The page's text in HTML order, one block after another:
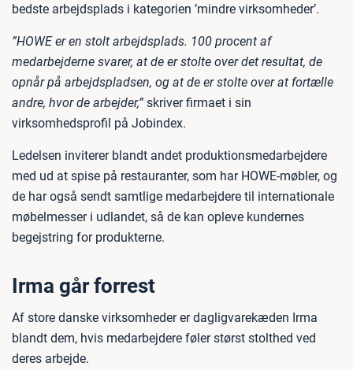
bedste arbejdsplads i kategorien ’mindre virksomheder’.
”HOWE er en stolt arbejdsplads. 100 procent af
medarbejderne svarer, at de er stolte over det resultat, de
opnår på arbejdspladsen, og at de er stolte over at fortælle
andre, hvor de arbejder,” skriver firmaet i sin
virksomhedsprofil på Jobindex.
Ledelsen inviterer blandt andet produktionsmedarbejdere
med ud at spise på restauranter, som har HOWE-møbler, og
de har også sendt samtlige medarbejdere til internationale
møbelmesser i udlandet, så de kan opleve kundernes
begejstring for produkterne.
Irma går forrest
Af store danske virksomheder er dagligvarekæden Irma
blandt dem, hvis medarbejdere føler størst stolthed ved
deres arbejde.